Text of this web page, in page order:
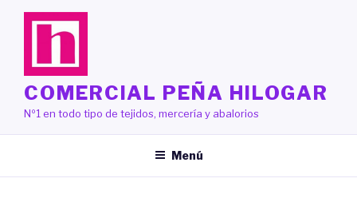
Saltar
COMERCIAL PEÑA HILOGAR
Nº1 en todo tipo de tejidos, mercería y abalorios
Menú